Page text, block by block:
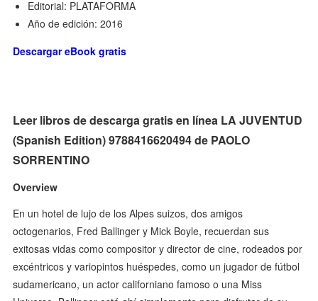
Editorial: PLATAFORMA
Año de edición: 2016
Descargar eBook gratis
Leer libros de descarga gratis en línea LA JUVENTUD
(Spanish Edition) 9788416620494 de PAOLO
SORRENTINO
Overview
En un hotel de lujo de los Alpes suizos, dos amigos
octogenarios, Fred Ballinger y Mick Boyle, recuerdan sus
exitosas vidas como compositor y director de cine, rodeados por
excéntricos y variopintos huéspedes, como un jugador de fútbol
sudamericano, un actor californiano famoso o una Miss